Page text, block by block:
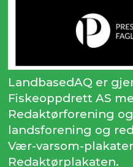
LandbasedAQ er
Fiskeoppdrett AS
Redaktørforening
landsforening og
Vær-varsom-
Redaktørplakaten.